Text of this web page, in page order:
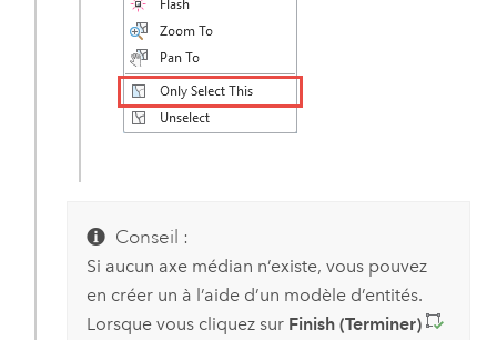
Conseil :
Si aucun axe médian n’existe, vous pouvez
en créer un à l’aide d’un modèle d’entités.
Lorsque vous cliquez sur Finish (Terminer)